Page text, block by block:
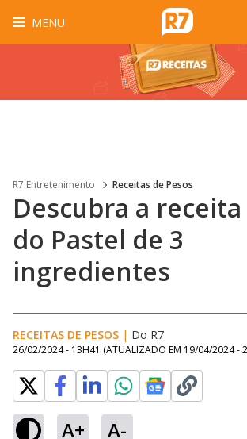
MENU
R7 Entretenimento Receitas de Pesos
Descubra a
do Pastel de 3
ingredientes
RECEITAS DE PESOS | Do R7
26/02/2024 - 13H41 (ATUALIZADO EM 19/04/2024 -
A+ A-